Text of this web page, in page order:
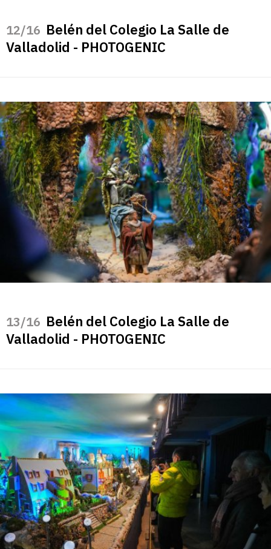
/16 Belén del Colegio La Salle de
Valladolid - PHOTOGENIC
/16 Belén del Colegio La Salle de
Valladolid - PHOTOGENIC